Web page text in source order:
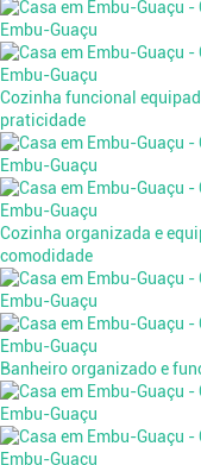
Cozinha funcional
praticidade
Cozinha organizada e
comodidade
Banheiro organizado e